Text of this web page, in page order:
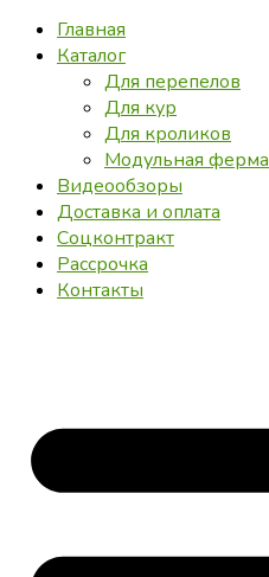
Главная
Каталог
Для перепелов
Для кур
Для кроликов
Модульная ферма
Видеообзоры
Доставка и оплата
Соцконтракт
Рассрочка
Контакты